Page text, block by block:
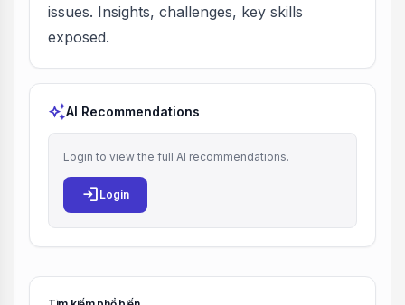
issues. Insights, challenges, key skills
exposed.
auto_awesomeAI Recommendations
Login to view the full AI recommendations.
login Login